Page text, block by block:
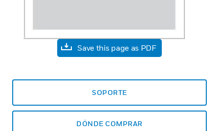
Save this page as PDF
SOPORTE
DÓNDE COMPRAR